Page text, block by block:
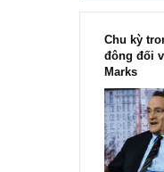
Chu kỳ
đông
Marks